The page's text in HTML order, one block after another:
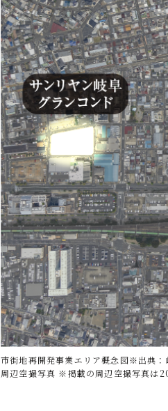
市街地再開発事業エリア概念図※出典：
周辺空撮写真 ※掲載の周辺空撮写真は